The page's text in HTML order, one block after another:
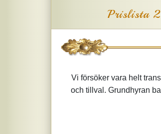
Prislista
Vi försöker vara helt
och tillval. Grundhyran